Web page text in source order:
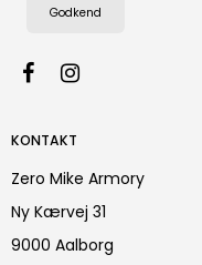
Godkend
KONTAKT
Zero Mike Armory
Ny Kærvej 31
9000 Aalborg